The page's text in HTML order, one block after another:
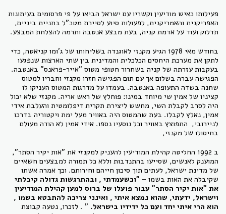
פעילותו כאיש מודיעין וקשריו עם ישראל הביאו על פי פרסומים בעיתונות
האפריקנית והאמריקנית, לפעולות סיוע לסיירת מטכ"ל בחניית ביניים,
תדלוק ועוד על אדמת קניה, בעת מבצע אנטבה ותרמה להצלחת המבצע.
בחודש מאי 1978 הגיע מקנזי לאוגנדה בשליחותו של ג'ומו קניאטה, כדי
לתקן את מערכת היחסים הכלכלית והמדינית בין שתי הארצות שנפגעו
בעקבות עזרתה של קניה בשחרור חטופי מטוס "אייר-פראנס" באנטבה.
הפגישה עברה בשלום אך עם תום הפגישה חזרו מקנזי וחבריו למטוס
שחנה בשדה התעופה באנטבה. בעמדו על מדרגות המטוס העניקו לו
קציניו של אמין שי מיוחד במינו: פוחלץ של ראש אריה. מקנזי שלא יכול
היה לסרב לקבלת השי, מחשש ליצירת תקרית דיפלומטית והעלבת אידי
אמין, נאלץ לקבלו. בעת שהמטוס היה באוויר מעל ימת ויקטוריה בדרכו
לניירובי, התפוצץ באוויר וכל נוסעיו נספו. אידי אמין לא הודה מעולם
בחיסולו של מקנזי,
ב 1992 החליטה קהילת המודיעין להעניק למקנזי את "אות יקיר הסתר",
המוענק לאנשים, שסייעו בהתנדבות וללא כל תמורה למבצעים חשאיים
של מדינת ישראל, לעתים תוך סיכון חייהם וחירותם. וכך אמרה אשתו
שקיבלה את האות בשמו – "וכשעמדתי , ובהתרגשות גדולה קיבלתי
את "אות יקיר הסתר" עבור פועלו של ברוס למען קהילת המודיעין
וישראל, ידעתי, שהוא נמצא איתי , ואינני צריכה להתבטא בשמו ,
הוא הרי איתי יחד ועם כל ידידיו בישראל. " . לזכרו, נטעה קבוצת